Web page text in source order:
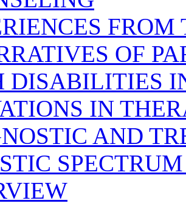
OF
DISABILITIES
IN
AND